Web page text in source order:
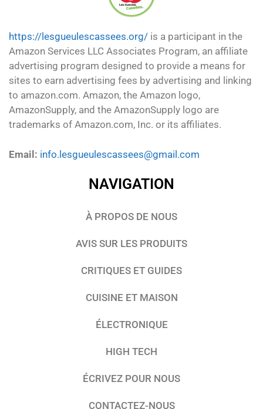
https://lesgueulescassees.org/ is a participant in the
Amazon Services LLC Associates Program, an affiliate
advertising program designed to provide a means for
sites to earn advertising fees by advertising and linking
to amazon.com. Amazon, the Amazon logo,
AmazonSupply, and the AmazonSupply logo are
trademarks of Amazon.com, Inc. or its affiliates.
Email: info.lesgueulescassees@gmail.com
NAVIGATION
À PROPOS DE NOUS
AVIS SUR LES PRODUITS
CRITIQUES ET GUIDES
CUISINE ET MAISON
ÉLECTRONIQUE
HIGH TECH
ÉCRIVEZ POUR NOUS
CONTACTEZ-NOUS